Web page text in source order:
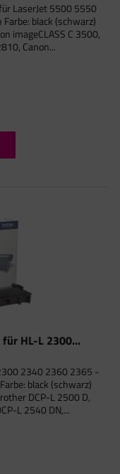
LaserJet 5500 5550
black (schwarz)
imageCLASS C 3500,
Canon...
HL-L 2300...
2340 2360 2365 -
black (schwarz)
DCP-L 2500 D,
L 2540 DN,...